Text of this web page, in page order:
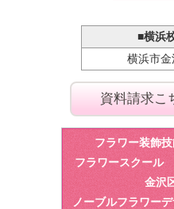
■横浜
横浜市金
資料請求こ
フラワー装飾
フラワースクー
金沢
ノーブルフラワー